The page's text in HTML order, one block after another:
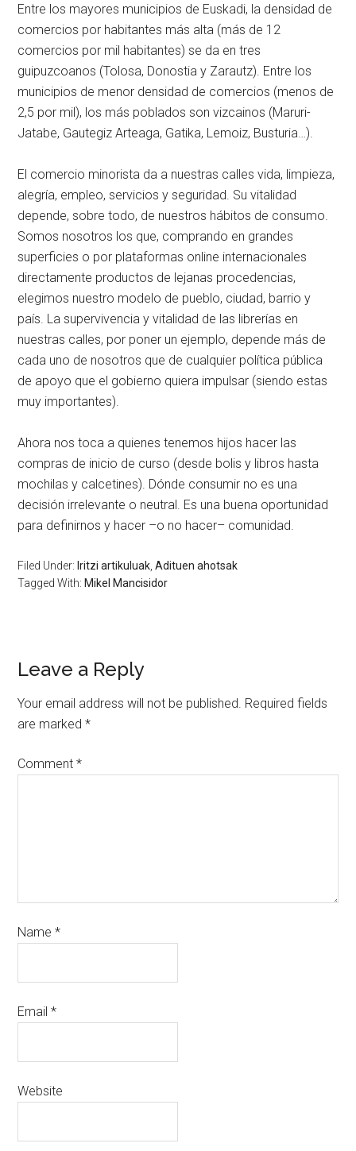
Entre los mayores municipios de Euskadi, la densidad de
comercios por habitantes más alta (más de 12
comercios por mil habitantes) se da en tres
guipuzcoanos (Tolosa, Donostia y Zarautz). Entre los
municipios de menor densidad de comercios (menos de
2,5 por mil), los más poblados son vizcainos (Maruri-
Jatabe, Gautegiz Arteaga, Gatika, Lemoiz, Busturia…).
El comercio minorista da a nuestras calles vida, limpieza,
alegría, empleo, servicios y seguridad. Su vitalidad
depende, sobre todo, de nuestros hábitos de consumo.
Somos nosotros los que, comprando en grandes
superficies o por plataformas online internacionales
directamente productos de lejanas procedencias,
elegimos nuestro modelo de pueblo, ciudad, barrio y
país. La supervivencia y vitalidad de las librerías en
nuestras calles, por poner un ejemplo, depende más de
cada uno de nosotros que de cualquier política pública
de apoyo que el gobierno quiera impulsar (siendo estas
muy importantes).
Ahora nos toca a quienes tenemos hijos hacer las
compras de inicio de curso (desde bolis y libros hasta
mochilas y calcetines). Dónde consumir no es una
decisión irrelevante o neutral. Es una buena oportunidad
para definirnos y hacer –o no hacer– comunidad.
Filed Under: Iritzi artikuluak ,Adituen ahotsak
Tagged With: Mikel Mancisidor
Leave a Reply
Your email address will not be published. Required fields
are marked*
Comment*
Name*
Email*
Website